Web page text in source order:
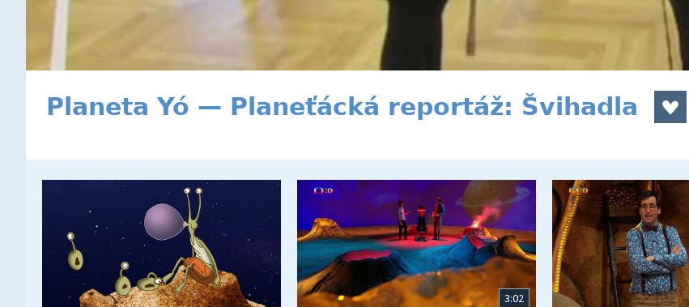
Planeta Yó — Planeťácká reportáž: Švihadla
3:02